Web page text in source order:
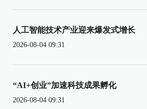
人工智能技术产业迎来爆发式增长
2026-08-04 09:31
“AI+创业”加速科技成果孵化
2026-08-04 09:31